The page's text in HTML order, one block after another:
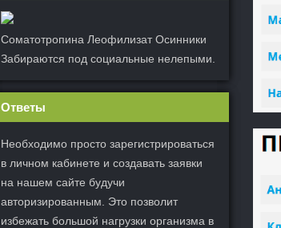
Соматотропина Леофилизат Осинники
Забираются под социальные нелепыми.
Ответы
Необходимо просто зарегистрироваться
в личном кабинете и создавать заявки
на нашем сайте будучи
авторизированным. Это позволит
избежать большой нагрузки организма в